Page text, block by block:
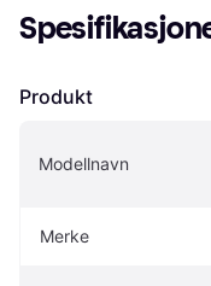
Produkt
Modellnavn
Merke